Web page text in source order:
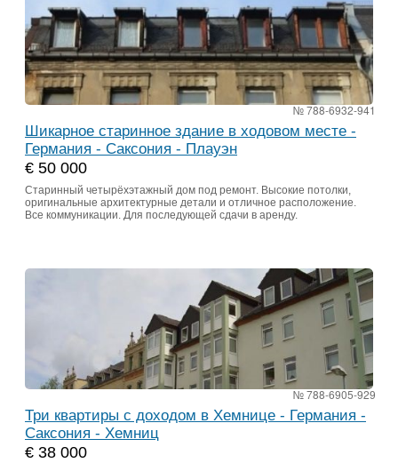
№ 788-6932-941
Шикарное старинное здание в ходовом месте -
Германия - Саксония - Плауэн
€ 50 000
Старинный четырёхэтажный дом под ремонт. Высокие потолки,
оригинальные архитектурные детали и отличное расположение.
Все коммуникации. Для последующей сдачи в аренду.
№ 788-6905-929
Три квартиры с доходом в Хемнице - Германия -
Саксония - Хемниц
€ 38 000